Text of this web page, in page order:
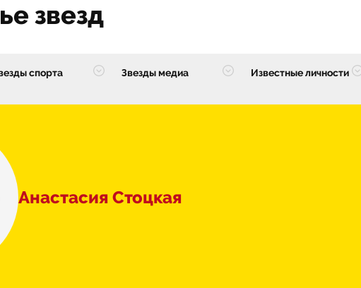
звезд
спорта Звезды медиа Известные личности
Анастасия Стоцкая